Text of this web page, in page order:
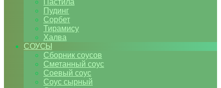
Пастила
Пудинг
Сорбет
Тирамису
Халва
СОУСЫ
Сборник соусов
Сметанный соус
Соевый соус
Соус сырный